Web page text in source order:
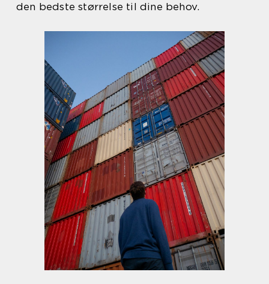
den bedste størrelse til dine behov.